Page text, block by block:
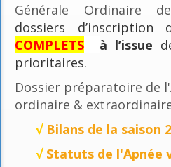
Générale Ordinaire
dossiers d’inscription
COMPLETS
à l’issue
prioritaires.
Dossier préparatoire de
ordinaire &
√ Bilans de la saison
√ Statuts de l'Apnée